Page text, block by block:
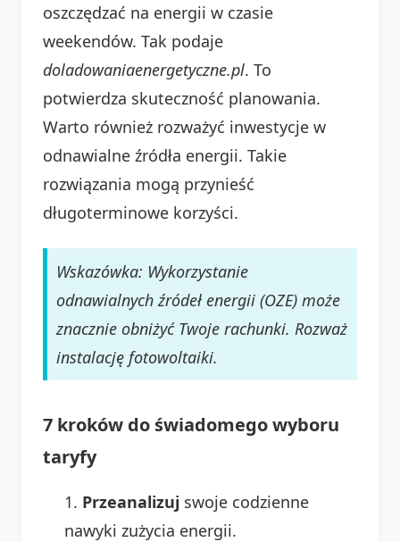
oszczędzać na energii w czasie
weekendów. Tak podaje
doladowaniaenergetyczne.pl. To
potwierdza skuteczność planowania.
Warto również rozważyć inwestycje w
odnawialne źródła energii. Takie
rozwiązania mogą przynieść
długoterminowe korzyści.
Wskazówka: Wykorzystanie
odnawialnych źródeł energii (OZE) może
znacznie obniżyć Twoje rachunki. Rozważ
instalację fotowoltaiki.
7 kroków do świadomego wyboru
taryfy
Przeanalizuj swoje codzienne
nawyki zużycia energii.